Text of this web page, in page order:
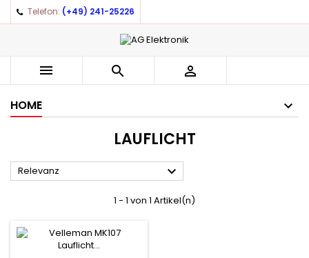
Telefon: (+49) 241-25226
  
HOME
LAUFLICHT
Relevanz 
1 - 1 von 1 Artikel(n)
Auf meine Wunschliste ×
add_circle_outlineCreate new list
((modalTitle)) ×
((confirmMessage))
((title)) ×
((label))
((cancelText))
Anmelden ×
You need to be logged in to save products in your
wishlist.
((cancelText)) ((loginText))